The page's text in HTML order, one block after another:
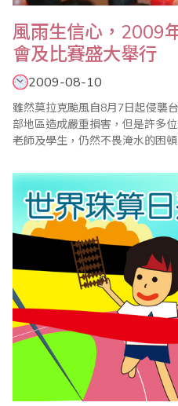
風雨生信心，2009
會及比賽盛大舉行
2009-08-10
雖然莫拉克颱風自8月7日起侵襲
部地區造成嚴重損害，但是許多
老師及學生，仍然不畏淹水的困
賽，使得活動得以圓滿盛大進行
國、沙烏地阿拉伯共5個代表團
盛會；他們的熱誠及執著，令大